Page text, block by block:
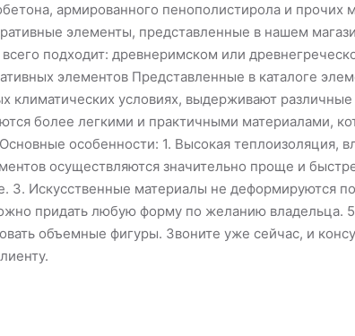
армированного пенополистирола и прочих
элементы, представленные в нашем
подходит: древнеримском или
элементов Представленные в каталоге
климатических условиях, выдерживают
более легкими и практичными материалами,
особенности: 1. Высокая теплоизоляция,
осуществляются значительно проще и
3. Искусственные материалы не деформируются
придать любую форму по желанию владельца.
объемные фигуры. Звоните уже сейчас, и